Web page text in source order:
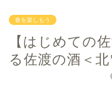
食を楽しもう
【はじめての
る佐渡の酒＜北